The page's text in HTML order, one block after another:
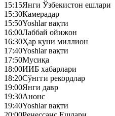
15:15Янги Ўзбекистон ешлари
15:30Камерадар
15:50Yoshlar вақти
16:00Лаббай ойижон
16:30Ҳар куни миллион
17:40Yoshlar вақти
17:50Mусиқа
18:00ИИБ хабарлари
18:20Сўнгги рекордлар
19:00Янги давр
19:30Анонс
19:40Yoshlar вақти